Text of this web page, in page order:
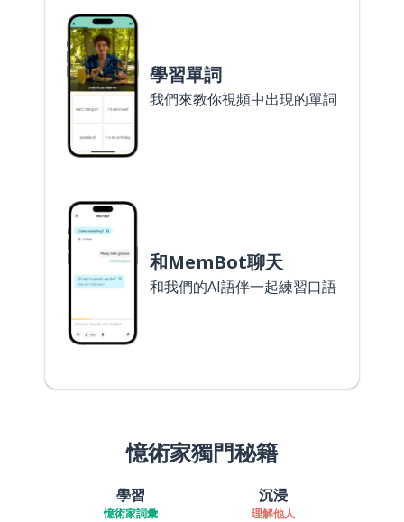
學習單詞
我們來教你視頻中出現的單詞
和MemBot聊天
和我們的AI語伴一起練習口語
憶術家獨門秘籍
學習
憶術家詞彙
沉浸
理解他人